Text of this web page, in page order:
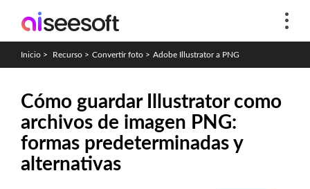
Inicio > Recurso > Convertir foto > Adobe Illustrator a PNG
Cómo guardar Illustrator como
archivos de imagen PNG:
formas predeterminadas y
alternativas